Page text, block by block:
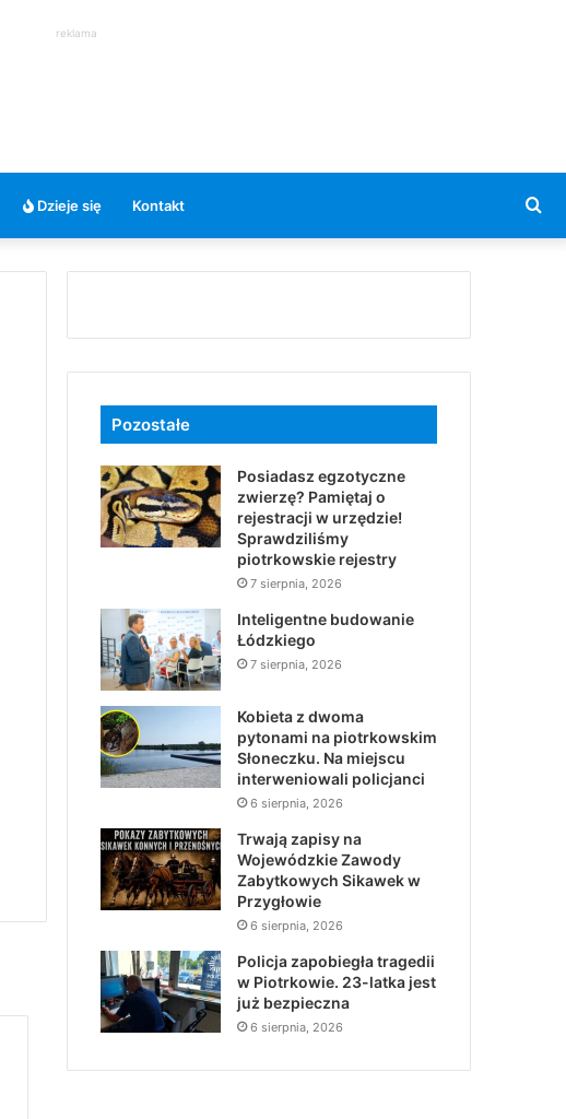
reklama
Dzieje się Kontakt
Pozostałe
Posiadasz egzotyczne
zwierzę? Pamiętaj o
rejestracji w urzędzie!
Sprawdziliśmy
piotrkowskie rejestry
7 sierpnia, 2026
Inteligentne budowanie
Łódzkiego
7 sierpnia, 2026
Kobieta z dwoma
pytonami na piotrkowskim
Słoneczku. Na miejscu
interweniowali policjanci
6 sierpnia, 2026
Trwają zapisy na
Wojewódzkie Zawody
Zabytkowych Sikawek w
Przygłowie
6 sierpnia, 2026
Policja zapobiegła tragedii
w Piotrkowie. 23-latka jest
już bezpieczna
6 sierpnia, 2026